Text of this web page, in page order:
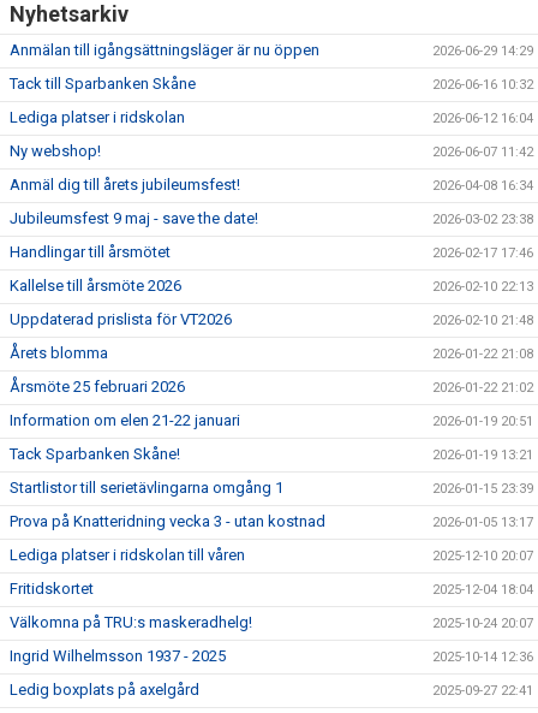
STÖTTA TORNS
LEKTIONSPLANERING RIDSKOLA
Nyhetsarkiv
Anmälan till igångsättningsläger är nu öppen 2026-06-29 14:29
Tack till Sparbanken Skåne 2026-06-16 10:32
Lediga platser i ridskolan 2026-06-12 16:04
Ny webshop! 2026-06-07 11:42
Anmäl dig till årets jubileumsfest! 2026-04-08 16:34
Jubileumsfest 9 maj - save the date! 2026-03-02 23:38
Handlingar till årsmötet 2026-02-17 17:46
Kallelse till årsmöte 2026 2026-02-10 22:13
Uppdaterad prislista för VT2026 2026-02-10 21:48
Årets blomma 2026-01-22 21:08
Årsmöte 25 februari 2026 2026-01-22 21:02
Information om elen 21-22 januari 2026-01-19 20:51
Tack Sparbanken Skåne! 2026-01-19 13:21
Startlistor till serietävlingarna omgång 1 2026-01-15 23:39
Prova på Knatteridning vecka 3 - utan kostnad 2026-01-05 13:17
Lediga platser i ridskolan till våren 2025-12-10 20:07
Fritidskortet 2025-12-04 18:04
Välkomna på TRU:s maskeradhelg! 2025-10-24 20:07
Ingrid Wilhelmsson 1937 - 2025 2025-10-14 12:36
Ledig boxplats på axelgård 2025-09-27 22:41